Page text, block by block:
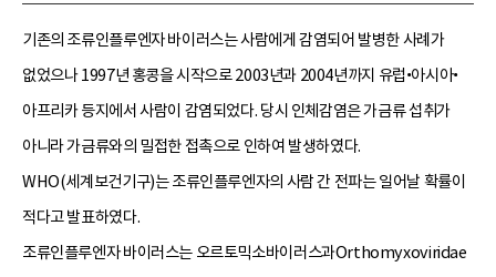
기존의 조류인플루엔자 바이러스는 사람에게 감염되어 발병한 사례가
없었으나 1997년 홍콩을 시작으로 2003년과 2004년까지 유럽•아시아•
아프리카 등지에서 사람이 감염되었다. 당시 인체감염은 가금류 섭취가
아니라 가금류와의 밀접한 접촉으로 인하여 발생하였다.
WHO(세계보건기구)는 조류인플루엔자의 사람 간 전파는 일어날 확률이
적다고 발표하였다.
조류인플루엔자 바이러스는 오르토믹소바이러스과Orthomyxoviridae